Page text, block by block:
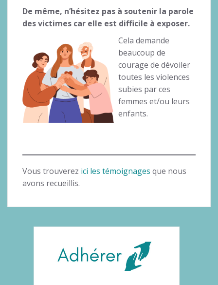
De même, n’hésitez pas à soutenir la parole
des victimes car elle est difficile à exposer.
Cela demande
beaucoup de
courage de dévoiler
toutes les violences
subies par ces
femmes et/ou leurs
enfants.
Vous trouverez ici les témoignages que nous
avons recueillis.